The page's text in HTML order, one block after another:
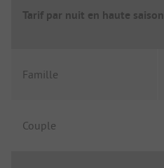
Tarif par nuit en haute saison
Famille
Couple